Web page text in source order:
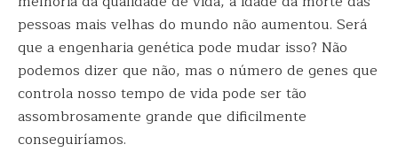
pessoas mais velhas do mundo não aumentou. Será
que a engenharia genética pode mudar isso? Não
podemos dizer que não, mas o número de genes que
controla nosso tempo de vida pode ser tão
assombrosamente grande que dificilmente
conseguiríamos.